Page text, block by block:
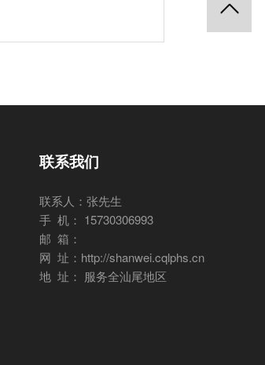
联系我们
联系人：张先生
手 机： 15730306993
邮 箱：
网 址：http://shanwei.cqlphs.cn
地 址： 服务全汕尾地区